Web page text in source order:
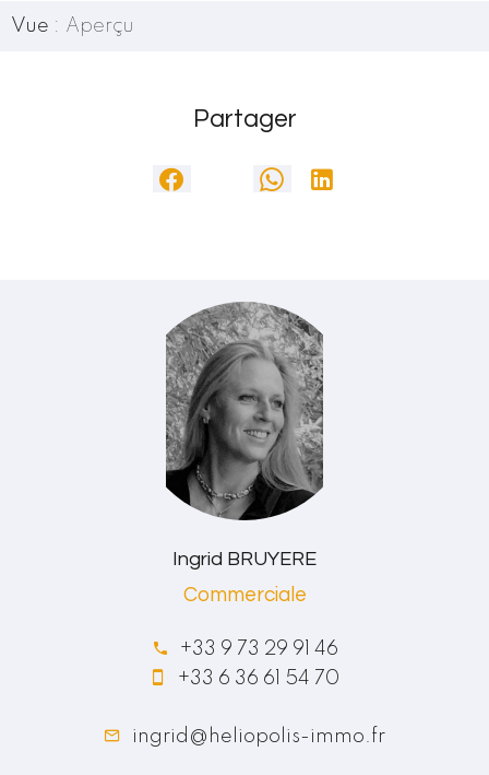
Vue Aperçu
Partager
Ingrid BRUYERE
Commerciale
+33 9 73 29 91 46
+33 6 36 61 54 70
ingrid@heliopolis-immo.fr